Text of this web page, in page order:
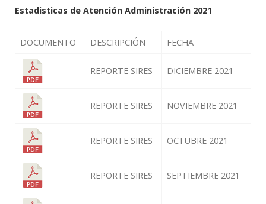
Estadisticas de Atención Administración 2021
DOCUMENTO DESCRIPCIÓN FECHA
REPORTE SIRES DICIEMBRE 2021
REPORTE SIRES NOVIEMBRE 2021
REPORTE SIRES OCTUBRE 2021
REPORTE SIRES SEPTIEMBRE 2021